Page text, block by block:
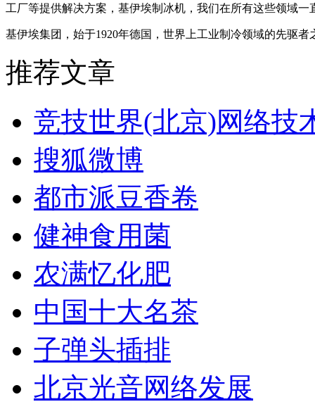
工厂等提供解决方案，基伊埃制冰机，我们在所有这些领域一
基伊埃集团，始于1920年德国，世界上工业制冷领域的先驱者
推荐文章
竞技世界(北京)网络技
搜狐微博
都市派豆香卷
健神食用菌
农满忆化肥
中国十大名茶
子弹头插排
北京光音网络发展